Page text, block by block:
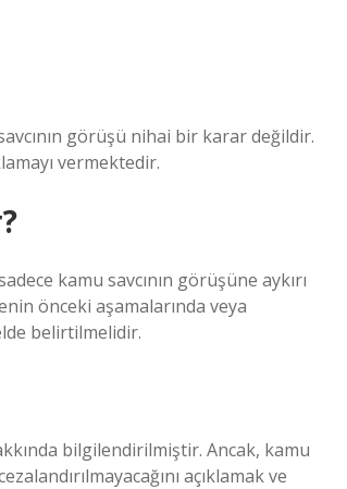
görüşü nihai bir karar değildir.
vermektedir.
kamu savcının görüşüne aykırı
önceki aşamalarında veya
belirtilmelidir.
bilgilendirilmiştir. Ancak, kamu
açıklamak ve